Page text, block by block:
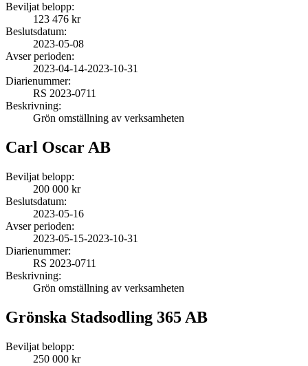
Beviljat belopp:
123 476 kr
Beslutsdatum:
2023-05-08
Avser perioden:
2023-04-14-2023-10-31
Diarienummer:
RS 2023-0711
Beskrivning:
Grön omställning av verksamheten
Carl Oscar AB
Beviljat belopp:
200 000 kr
Beslutsdatum:
2023-05-16
Avser perioden:
2023-05-15-2023-10-31
Diarienummer:
RS 2023-0711
Beskrivning:
Grön omställning av verksamheten
Grönska Stadsodling 365 AB
Beviljat belopp:
250 000 kr